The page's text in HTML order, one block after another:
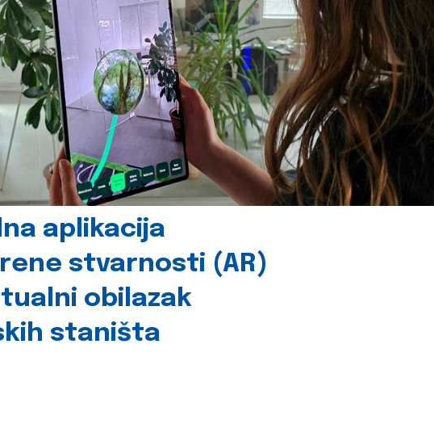
aplikacija
stvarnosti (AR)
obilazak
staništa